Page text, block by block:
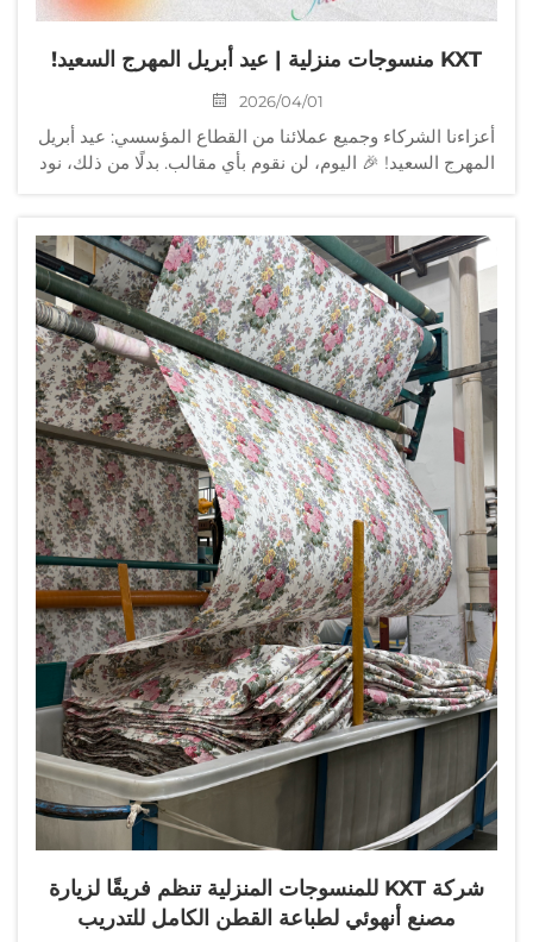
KXT منسوجات منزلية | عيد أبريل المهرج السعيد!
2026/04/01
أعزاءنا الشركاء وجميع عملائنا من القطاع المؤسسي: عيد أبريل
المهرج السعيد! 🎉 اليوم، لن نقوم بأي مقالب. بدلًا من ذلك، نود
شركة KXT للمنسوجات المنزلية تنظم فريقًا لزيارة
مصنع أنهوئي لطباعة القطن الكامل للتدريب